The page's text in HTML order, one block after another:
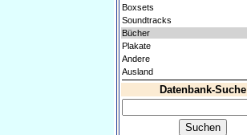
Boxsets
Soundtracks
Bücher
Plakate
Andere
Ausland
Datenbank-Suche